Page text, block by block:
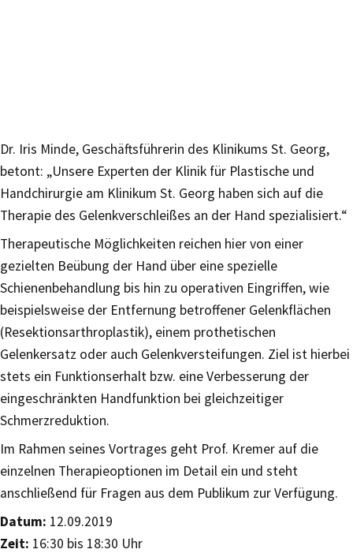
Dr. Iris Minde, Geschäftsführerin des Klinikums St. Georg,
betont: „Unsere Experten der Klinik für Plastische und
Handchirurgie am Klinikum St. Georg haben sich auf die
Therapie des Gelenkverschleißes an der Hand spezialisiert.“
Therapeutische Möglichkeiten reichen hier von einer
gezielten Beübung der Hand über eine spezielle
Schienenbehandlung bis hin zu operativen Eingriffen, wie
beispielsweise der Entfernung betroffener Gelenkflächen
(Resektionsarthroplastik), einem prothetischen
Gelenkersatz oder auch Gelenkversteifungen. Ziel ist hierbei
stets ein Funktionserhalt bzw. eine Verbesserung der
eingeschränkten Handfunktion bei gleichzeitiger
Schmerzreduktion.
Im Rahmen seines Vortrages geht Prof. Kremer auf die
einzelnen Therapieoptionen im Detail ein und steht
anschließend für Fragen aus dem Publikum zur Verfügung.
Datum: 12.09.2019
Zeit: 16:30 bis 18:30 Uhr